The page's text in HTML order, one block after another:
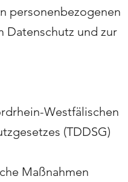
personenbezogenen
Datenschutz und zur
Westfälischen
(TDDSG)
Maßnahmen